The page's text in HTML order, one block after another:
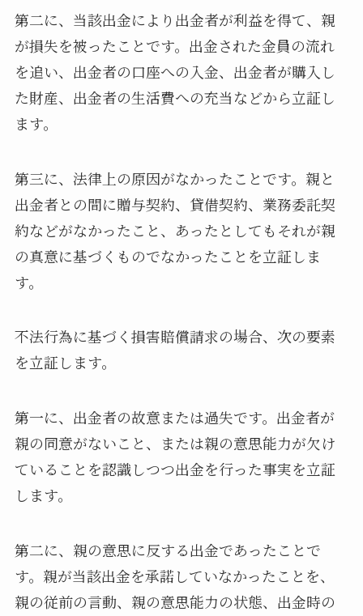
第二に、当該出金により出金者が利益を得て、親
が損失を被ったことです。出金された金員の流れ
を追い、出金者の口座への入金、出金者が購入し
た財産、出金者の生活費への充当などから立証し
ます。
第三に、法律上の原因がなかったことです。親と
出金者との間に贈与契約、貸借契約、業務委託契
約などがなかったこと、あったとしてもそれが親
の真意に基づくものでなかったことを立証しま
す。
不法行為に基づく損害賠償請求の場合、次の要素
を立証します。
第一に、出金者の故意または過失です。出金者が
親の同意がないこと、または親の意思能力が欠け
ていることを認識しつつ出金を行った事実を立証
します。
第二に、親の意思に反する出金であったことで
す。親が当該出金を承諾していなかったことを、
親の従前の言動、親の意思能力の状態、出金時の